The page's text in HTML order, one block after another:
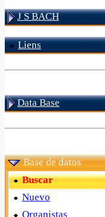
J S BACH
Liens
Data Base
Base de datos
Buscar
Nuevo
Organistas